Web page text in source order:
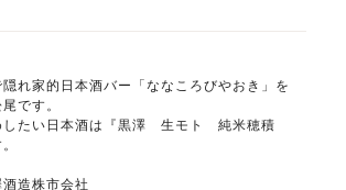
れ家的日本酒バー「ななころびやおき」を
です。
したい日本酒は『黒澤 生モト 純米穂積
造株市会社